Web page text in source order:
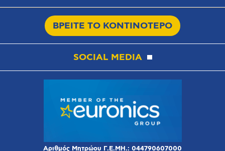
ΒΡΕΙΤΕ ΤΟ ΚΟΝΤΙΝΟΤΕΡΟ
SOCIAL MEDIA